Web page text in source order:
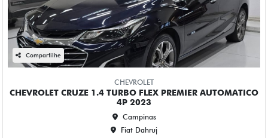
Compartilhe
CHEVROLET
CHEVROLET MONTANA 1.2 TURBO FLEX PREMIER
AUTOMATICO 4P 2023
Campinas
Fiat Dahruj
R$ 109.990,00
2023/2023